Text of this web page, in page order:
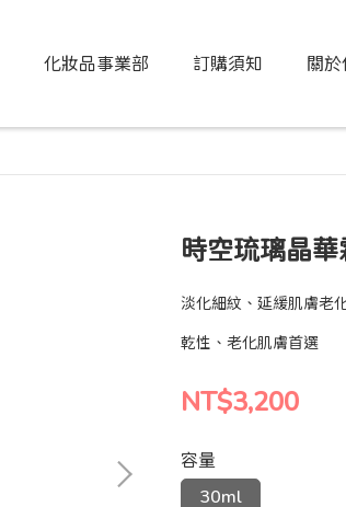
化妝品事業部 訂購須知 關於
時空琉璃晶華
淡化細紋、延緩肌膚老
乾性、老化肌膚首選
NT$3,200
容量
30ml